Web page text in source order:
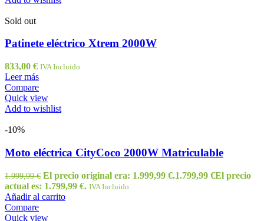
Sold out
Patinete eléctrico Xtrem 2000W
833,00 € IVA Incluido
Leer más
Compare
Quick view
Add to wishlist
-10%
Moto eléctrica CityCoco 2000W Matriculable
1.999,99€ El precio original era: 1.999,99 €.1.799,99 €El precio
actual es: 1.799,99 €. IVA Incluido
Añadir al carrito
Compare
Quick view